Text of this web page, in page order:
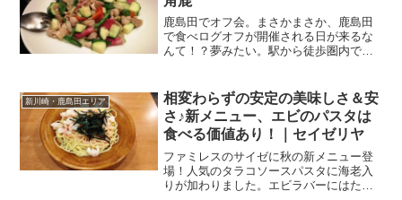
鹿島田でオフ会。まさかまさか、鹿島田
で食べログオフが開催される日が来るな
んて！？夢みたい。駅から徒歩圏内で、
店．．．って考えて辿り着いた先が、こ
ちらのお店。中華酒家飯店 角鹿...
新川崎・鹿島田エリア
相変わらずの安定の美味しさ＆安
さ♪新メニュー、エビのパスタは
食べる価値あり！｜セイゼリヤ
ファミレスのサイゼに秋の新メニュー登
場！人気のタラコソースパスタに海老入
りが加わりました。エビラバーにはたま